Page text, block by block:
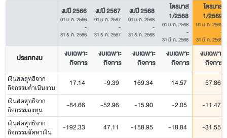
งบปี 2566
01 ม.ค. 2566
-
31 ธ.ค. 2566
งบปี 2567
01 ม.ค. 2567
-
31 ธ.ค. 2567
งบปี 2568
01 ม.ค. 2568
-
31 ธ.ค. 2568
ไตรมาส
1/2568
01 ม.ค. 2568
-
31 มี.ค. 2568
ไตรมาส
1/2569
01 ม.ค. 2569
-
31 มี.ค. 2569
ประเภทงบ
งบเฉพาะ
กิจการ
งบเฉพาะ
กิจการ
งบเฉพาะ
กิจการ
งบเฉพาะ
กิจการ
งบเฉพาะ
กิจการ
เงินสดสุทธิจาก
กิจกรรมดำเนินงาน
17.14 -9.39 169.34 14.57 57.86
เงินสดสุทธิจาก
กิจกรรมลงทุน
-84.66 -52.96 -15.90 -2.05 -11.47
เงินสดสุทธิจาก
กิจกรรมจัดหาเงิน
-192.33 47.11 -158.95 -18.84 -31.55